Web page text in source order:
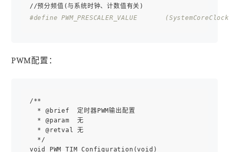
#define PWM_PRESCALER_VALUE       (SystemCoreClock/
PWM配置：
/**
* @brief  定时器PWM输出配置
* @param  无
* @retval 无
*/
void PWM_TIM_Configuration(void)